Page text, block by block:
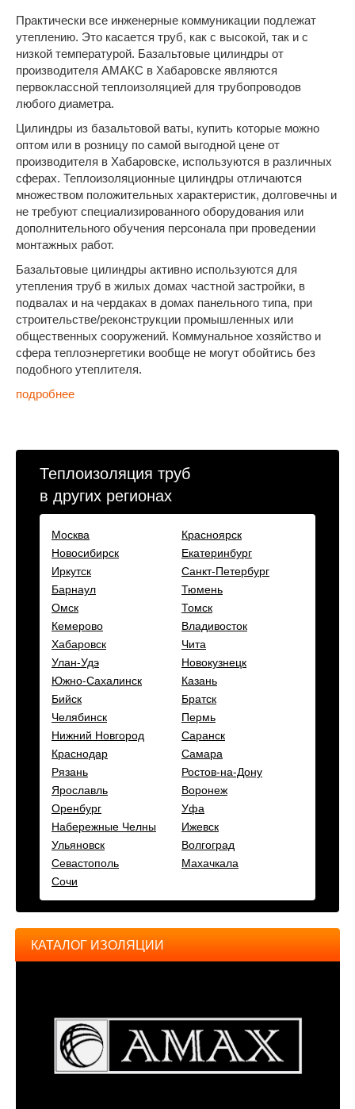
Практически все инженерные коммуникации подлежат
утеплению. Это касается труб, как с высокой, так и с
низкой температурой. Базальтовые цилиндры от
производителя АМАКС в Хабаровске являются
первоклассной теплоизоляцией для трубопроводов
любого диаметра.
Цилиндры из базальтовой ваты, купить которые можно
оптом или в розницу по самой выгодной цене от
производителя в Хабаровске, используются в различных
сферах. Теплоизоляционные цилиндры отличаются
множеством положительных характеристик, долговечны и
не требуют специализированного оборудования или
дополнительного обучения персонала при проведении
монтажных работ.
Базальтовые цилиндры активно используются для
утепления труб в жилых домах частной застройки, в
подвалах и на чердаках в домах панельного типа, при
строительстве/реконструкции промышленных или
общественных сооружений. Коммунальное хозяйство и
сфера теплоэнергетики вообще не могут обойтись без
подобного утеплителя.
подробнее
Теплоизоляция труб
в других регионах
Москва
Красноярск
Новосибирск
Екатеринбург
Иркутск
Санкт-Петербург
Барнаул
Тюмень
Омск
Томск
Кемерово
Владивосток
Хабаровск
Чита
Улан-Удэ
Новокузнецк
Южно-Сахалинск
Казань
Бийск
Братск
Челябинск
Пермь
Нижний Новгород
Саранск
Краснодар
Самара
Рязань
Ростов-на-Дону
Ярославль
Воронеж
Оренбург
Уфа
Набережные Челны
Ижевск
Ульяновск
Волгоград
Севастополь
Махачкала
Сочи
КАТАЛОГ ИЗОЛЯЦИИ